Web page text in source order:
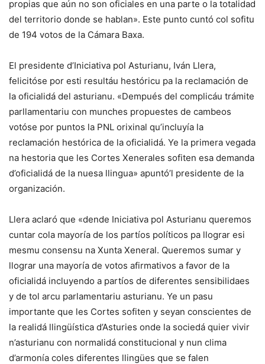
propias que aún no son oficiales en una parte o la totalidad
del territorio donde se hablan». Este punto cuntó col sofitu
de 194 votos de la Cámara Baxa.
El presidente d’Iniciativa pol Asturianu, Iván Llera,
felicitóse por esti resultáu hestóricu pa la reclamación de
la oficialidá del asturianu. «Dempués del complicáu trámite
parllamentariu con munches propuestes de cambeos
votóse por puntos la PNL orixinal qu’incluyía la
reclamación hestórica de la oficialidá. Ye la primera vegada
na hestoria que les Cortes Xenerales sofiten esa demanda
d’oficialidá de la nuesa llingua» apuntó’l presidente de la
organización.
Llera aclaró que «dende Iniciativa pol Asturianu queremos
cuntar cola mayoría de los partíos políticos pa llograr esi
mesmu consensu na Xunta Xeneral. Queremos sumar y
llograr una mayoría de votos afirmativos a favor de la
oficialidá incluyendo a partíos de diferentes sensibilidaes
y de tol arcu parlamentariu asturianu. Ye un pasu
importante que les Cortes sofiten y seyan conscientes de
la realidá llingüística d’Asturies onde la sociedá quier vivir
n’asturianu con normalidá constitucional y nun clima
d’armonía coles diferentes llingües que se falen